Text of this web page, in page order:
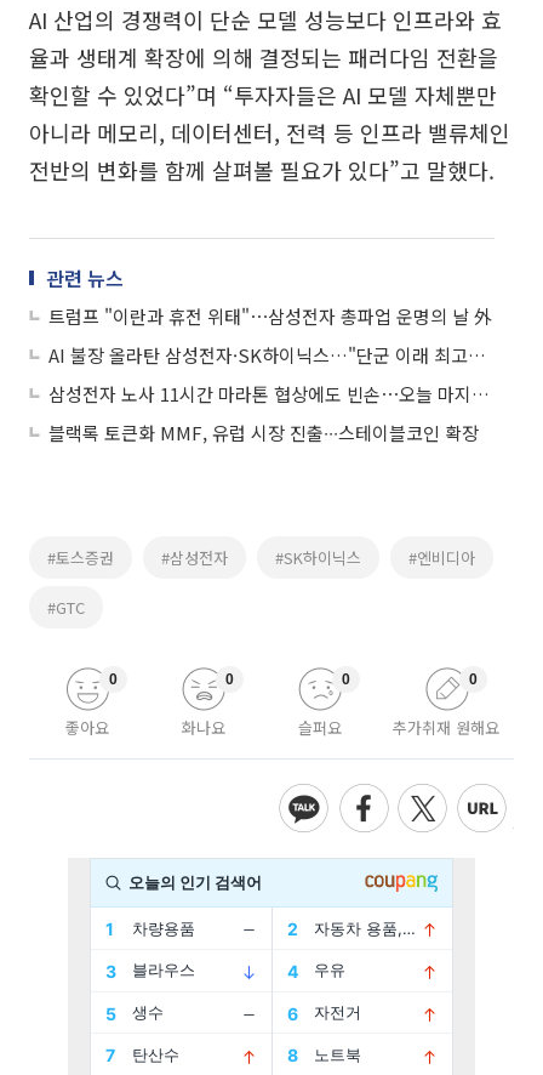
AI 산업의 경쟁력이 단순 모델 성능보다 인프라와 효
율과 생태계 확장에 의해 결정되는 패러다임 전환을
확인할 수 있었다”며 “투자자들은 AI 모델 자체뿐만
아니라 메모리, 데이터센터, 전력 등 인프라 밸류체인
전반의 변화를 함께 살펴볼 필요가 있다”고 말했다.
관련 뉴스
트럼프 "이란과 휴전 위태"⋯삼성전자 총파업 운명의 날 外
AI 불장 올라탄 삼성전자·SK하이닉스…"단군 이래 최고의 기회"
삼성전자 노사 11시간 마라톤 협상에도 빈손⋯오늘 마지막 조정 돌입
블랙록 토큰화 MMF, 유럽 시장 진출∙∙∙스테이블코인 확장
#토스증권 #삼성전자 #SK하이닉스 #엔비디아
#GTC
좋아요
0
화나요
0
슬퍼요
0
추가취재 원해요
0